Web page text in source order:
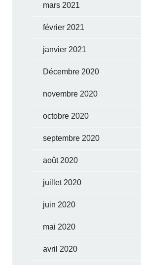
mars 2021
février 2021
janvier 2021
Décembre 2020
novembre 2020
octobre 2020
septembre 2020
août 2020
juillet 2020
juin 2020
mai 2020
avril 2020